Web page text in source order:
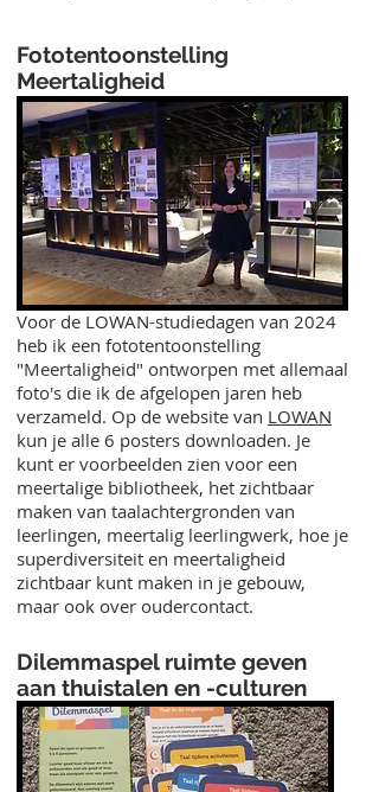
Fototentoonstelling
Meertaligheid
Voor de LOWAN-studiedagen van 2024
heb ik een fototentoonstelling
"Meertaligheid" ontworpen met allemaal
foto's die ik de afgelopen jaren heb
verzameld. Op de website van LOWAN
kun je alle 6 posters downloaden. Je
kunt er voorbeelden zien voor een
meertalige bibliotheek, het zichtbaar
maken van taalachtergronden van
leerlingen, meertalig leerlingwerk, hoe je
superdiversiteit en meertaligheid
zichtbaar kunt maken in je gebouw,
maar ook over oudercontact.
Dilemmaspel ruimte geven
aan thuistalen en -culturen